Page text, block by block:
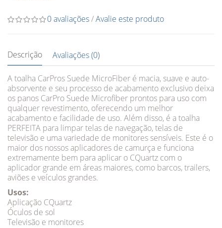
0 avaliações/Avalie este produto
Descrição Avaliações (0)
A toalha CarPros Suede MicroFiber é macia, suave e auto-
absorvente e seu processo de acabamento exclusivo deixa
os panos CarPro Suede Microfiber prontos para uso com
qualquer revestimento, oferecendo um melhor
acabamento e facilidade de uso. Além disso, é a toalha
PERFEITA para limpar telas de navegação, telas de
televisão e uma variedade de monitores sensíveis. Este é o
maior dos nossos aplicadores de camurça e funciona
extremamente bem para aplicar o CQuartz com o
aplicador grande em áreas maiores, como barcos, trailers,
aviões e veículos grandes.
Usos:
Aplicação CQuartz
Óculos de sol
Televisão e monitores